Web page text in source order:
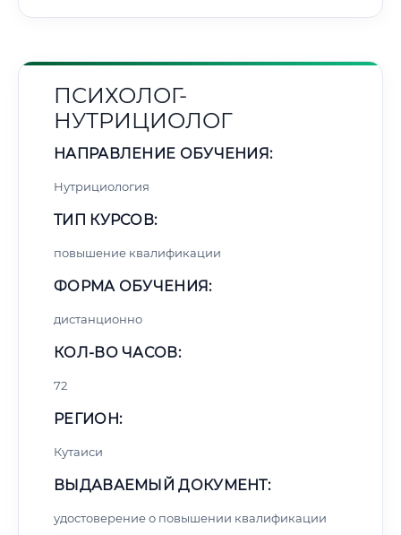
ПСИХОЛОГ-
НУТРИЦИОЛОГ
НАПРАВЛЕНИЕ ОБУЧЕНИЯ:
Нутрициология
ТИП КУРСОВ:
повышение квалификации
ФОРМА ОБУЧЕНИЯ:
дистанционно
КОЛ-ВО ЧАСОВ:
72
РЕГИОН:
Кутаиси
ВЫДАВАЕМЫЙ ДОКУМЕНТ:
удостоверение о повышении квалификации